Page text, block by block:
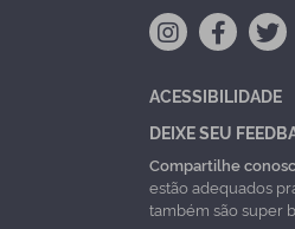
ACESSIBILIDADE
DEIXE SEU
Compartilhe
estão adequados
também são super